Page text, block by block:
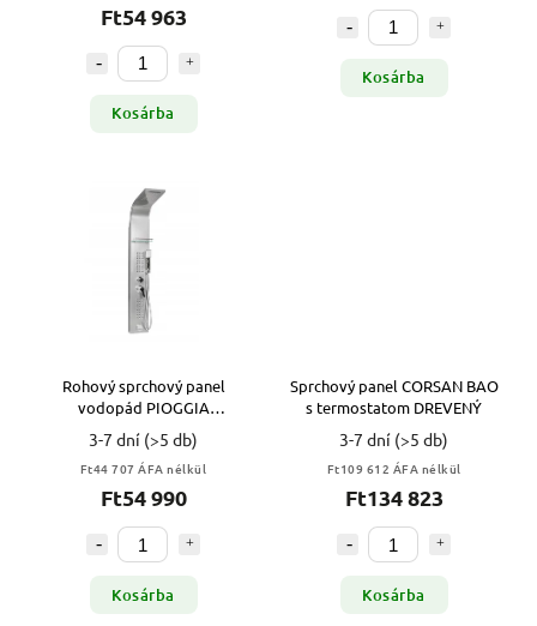
Ft54 963
Kosárba
Kosárba
Rohový sprchový panel
vodopád PIOGGIA
150x22x7cm
3-7 dní (>5 db)
Ft44 707 ÁFA nélkül
Ft54 990
Kosárba
Sprchový panel CORSAN BAO
s termostatom DREVENÝ
3-7 dní (>5 db)
Ft109 612 ÁFA nélkül
Ft134 823
Kosárba